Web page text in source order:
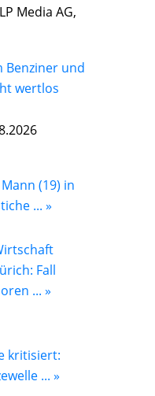
Media AG,
Benziner und
wertlos
(19) in
... »
Fall
... »
kritisiert:
... »